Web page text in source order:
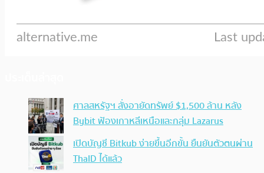
ศาลสหรัฐฯ สั่งอายัดทรัพย์ $1,500 ล้าน หลัง
Bybit ฟ้องเกาหลีเหนือและกลุ่ม Lazarus
เปิดบัญชี Bitkub ง่ายขึ้นอีกขั้น ยืนยันตัวตนผ่าน
ThaID ได้แล้ว